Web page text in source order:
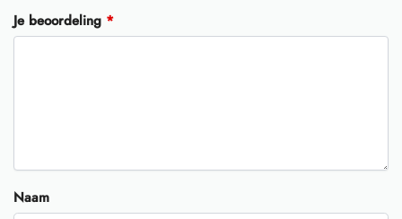
Je beoordeling *
Naam